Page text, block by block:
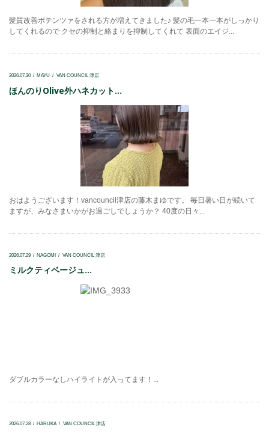
髪質改善ポテンツァをされる方が増えてきました♪ 髪の毛一本一本がしっかり
してくれるので クセの抑制と絡まりを抑制してくれて 表面のエイジ...
2026.07.30 MAYU VAN COUNCIL 津店
ほんのりOlive外ハネカット...
おはようございます！vancouncil津店の藤木まゆです。 毎日暑い日が続いて
ますが、みなさまいかがお過ごしでしょうか？ 40度の日々...
2026.07.29 NAGOMI VAN COUNCIL 津店
ミルクティベージュ...
ダブルカラーなしハイライトが入ってます！...
2026.07.28 HARUKA VAN COUNCIL 津店